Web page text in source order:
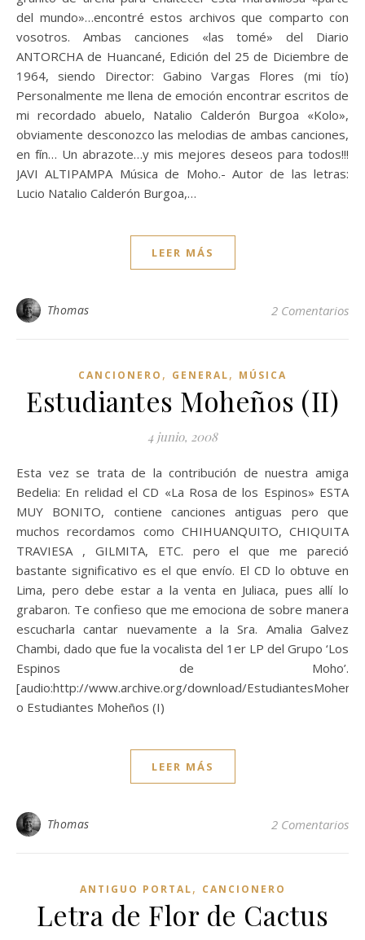
del mundo»…encontré estos archivos que comparto con
vosotros. Ambas canciones «las tomé» del Diario
ANTORCHA de Huancané, Edición del 25 de Diciembre de
1964, siendo Director: Gabino Vargas Flores (mi tío)
Personalmente me llena de emoción encontrar escritos de
mi recordado abuelo, Natalio Calderón Burgoa «Kolo»,
obviamente desconozco las melodias de ambas canciones,
en fín… Un abrazote…y mis mejores deseos para todos!!!
JAVI ALTIPAMPA Música de Moho.- Autor de las letras:
Lucio Natalio Calderón Burgoa,…
LEER MÁS
Thomas 2 Comentarios
CANCIONERO , GENERAL, MÚSICA
Estudiantes Moheños (II)
4 junio, 2008
Esta vez se trata de la contribución de nuestra amiga
Bedelia: En relidad el CD «La Rosa de los Espinos» ESTA
MUY BONITO, contiene canciones antiguas pero que
muchos recordamos como CHIHUANQUITO, CHIQUITA
TRAVIESA , GILMITA, ETC. pero el que me pareció
bastante significativo es el que envío. El CD lo obtuve en
Lima, pero debe estar a la venta en Juliaca, pues allí lo
grabaron. Te confieso que me emociona de sobre manera
escucharla cantar nuevamente a la Sra. Amalia Galvez
Chambi, dado que fue la vocalista del 1er LP del Grupo ‘Los
Espinos de Moho’.
[audio:http://www.archive.org/download/
o Estudiantes Moheños (I)
LEER MÁS
Thomas 2 Comentarios
ANTIGUO PORTAL, CANCIONERO
Letra de Flor de Cactus